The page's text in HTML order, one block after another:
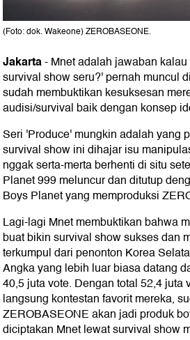
(Foto: dok. Wakeone) ZEROBASEONE.
Jakarta-Mnet adalah jawaban
survival show seru?' pernah muncul
sudah membuktikan kesuksesan
audisi/survival baik dengan konsep
Seri 'Produce' mungkin adalah yang
survival show ini dihajar isu
nggak serta-merta berhenti di situ
Planet 999 meluncur dan ditutup
Boys Planet yang memproduksi
Lagi-lagi Mnet membuktikan bahwa
buat bikin survival show sukses dan
terkumpul dari penonton Korea
Angka yang lebih luar biasa datang
40,5 juta vote. Dengan total 52,4
langsung kontestan favorit mereka,
ZEROBASEONE akan jadi produk
diciptakan Mnet lewat survival show